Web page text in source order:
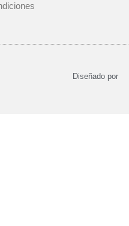
Diseñado por